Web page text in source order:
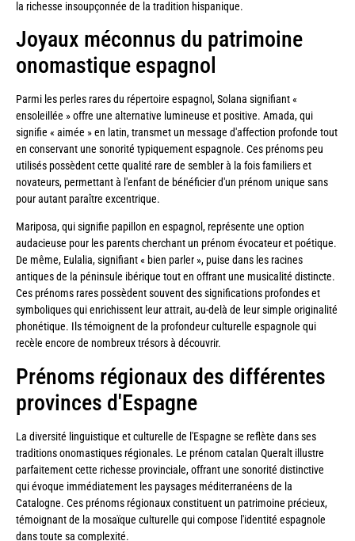
la richesse insoupçonnée de la tradition hispanique.
Joyaux méconnus du patrimoine
onomastique espagnol
Parmi les perles rares du répertoire espagnol, Solana signifiant «
ensoleillée » offre une alternative lumineuse et positive. Amada, qui
signifie « aimée » en latin, transmet un message d'affection profonde tout
en conservant une sonorité typiquement espagnole. Ces prénoms peu
utilisés possèdent cette qualité rare de sembler à la fois familiers et
novateurs, permettant à l'enfant de bénéficier d'un prénom unique sans
pour autant paraître excentrique.
Mariposa, qui signifie papillon en espagnol, représente une option
audacieuse pour les parents cherchant un prénom évocateur et poétique.
De même, Eulalia, signifiant « bien parler », puise dans les racines
antiques de la péninsule ibérique tout en offrant une musicalité distincte.
Ces prénoms rares possèdent souvent des significations profondes et
symboliques qui enrichissent leur attrait, au-delà de leur simple originalité
phonétique. Ils témoignent de la profondeur culturelle espagnole qui
recèle encore de nombreux trésors à découvrir.
Prénoms régionaux des différentes
provinces d'Espagne
La diversité linguistique et culturelle de l'Espagne se reflète dans ses
traditions onomastiques régionales. Le prénom catalan Queralt illustre
parfaitement cette richesse provinciale, offrant une sonorité distinctive
qui évoque immédiatement les paysages méditerranéens de la
Catalogne. Ces prénoms régionaux constituent un patrimoine précieux,
témoignant de la mosaïque culturelle qui compose l'identité espagnole
dans toute sa complexité.